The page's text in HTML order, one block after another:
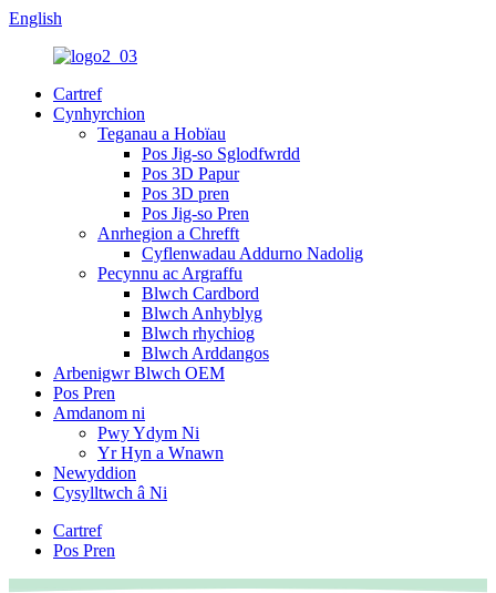
English
Cartref
Cynhyrchion
Teganau a Hobïau
Pos Jig-so Sglodfwrdd
Pos 3D Papur
Pos 3D pren
Pos Jig-so Pren
Anrhegion a Chrefft
Cyflenwadau Addurno Nadolig
Pecynnu ac Argraffu
Blwch Cardbord
Blwch Anhyblyg
Blwch rhychiog
Blwch Arddangos
Arbenigwr Blwch OEM
Pos Pren
Amdanom ni
Pwy Ydym Ni
Yr Hyn a Wnawn
Newyddion
Cysylltwch â Ni
Cartref
Pos Pren